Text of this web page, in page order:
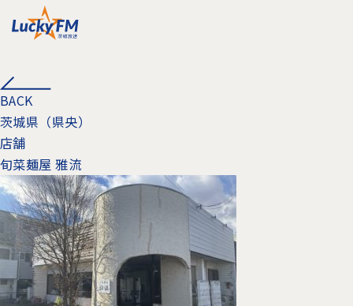
BACK
茨城県（県央）
店舗
旬菜麺屋 雅流